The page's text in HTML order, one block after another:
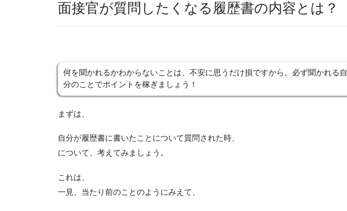
面接官が質問したくなる履歴書の内容とは？
何を聞かれるかわからないことは、不安に思うだけ損ですから。必ず聞かれる自
分のことでポイントを稼ぎましょう！
まずは、
自分が履歴書に書いたことについて質問された時、
について、考えてみましょう。
これは、
一見、当たり前のことのようにみえて、